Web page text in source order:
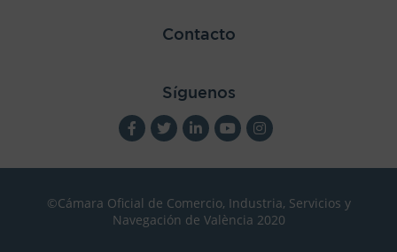
Contacto
Síguenos
©Cámara Oficial de Comercio, Industria, Servicios y
Navegación de València 2020